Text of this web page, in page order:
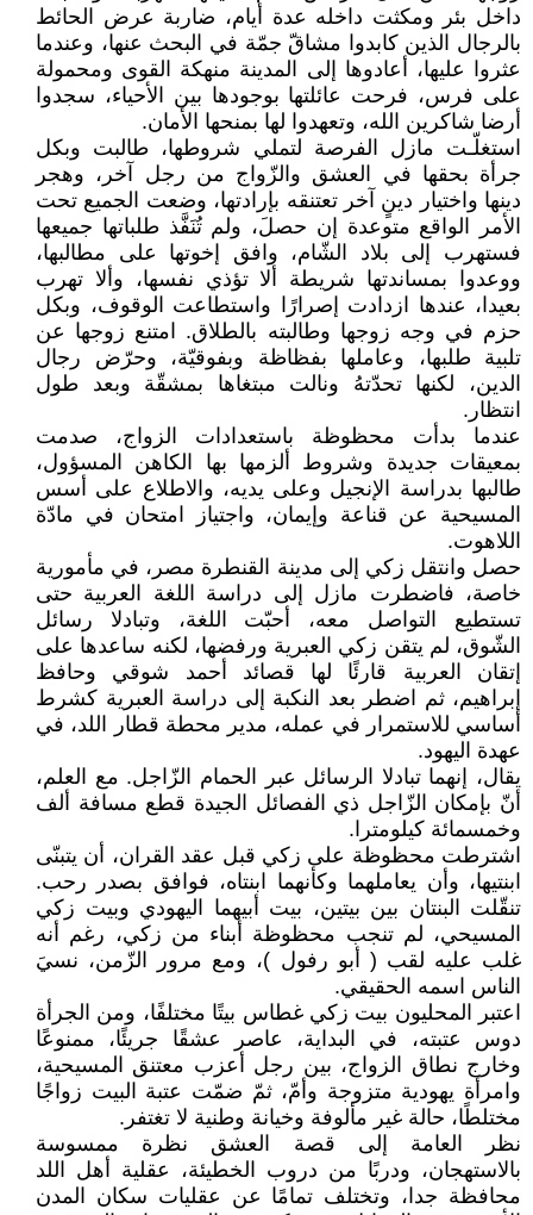
داخل بئر ومكثت داخله عدة أيام، ضاربة عرض الحائط
بالرجال الذين كابدوا مشاقّ جمّة في البحث عنها، وعندما
عثروا عليها، أعادوها إلى المدينة منهكة القوى ومحمولة
على فرس، فرحت عائلتها بوجودها بين الأحياء، سجدوا
أرضا شاكرين الله، وتعهدوا لها بمنحها الأمان.
استغلّـت مازل الفرصة لتملي شروطها، طالبت وبكل
جرأة بحقها في العشق والزّواج من رجل آخر، وهجر
دينها واختيار دينٍ آخر تعتنقه بإرادتها، وضعت الجميع تحت
الأمر الواقع متوعدة إن حصلَ، ولم تُنَفَّذ طلباتها جميعها
فستهرب إلى بلاد الشّام، وافق إخوتها على مطالبها،
ووعدوا بمساندتها شريطة ألا تؤذي نفسها، وألا تهرب
بعيدا، عندها ازدادت إصرارًا واستطاعت الوقوف، وبكل
حزم في وجه زوجها وطالبته بالطلاق. امتنع زوجها عن
تلبية طلبها، وعاملها بفظاظة وبفوقيّة، وحرّض رجال
الدين، لكنها تحدّتهُ ونالت مبتغاها بمشقّة وبعد طول
انتظار.
عندما بدأت محظوظة باستعدادات الزواج، صدمت
بمعيقات جديدة وشروط ألزمها بها الكاهن المسؤول،
طالبها بدراسة الإنجيل وعلى يديه، والاطلاع على أسس
المسيحية عن قناعة وإيمان، واجتياز امتحان في مادّة
اللاهوت.
حصل وانتقل زكي إلى مدينة القنطرة مصر، في مأمورية
خاصة، فاضطرت مازل إلى دراسة اللغة العربية حتى
تستطيع التواصل معه، أحبّت اللغة، وتبادلا رسائل
الشّوق، لم يتقن زكي العبرية ورفضها، لكنه ساعدها على
إتقان العربية قارئًا لها قصائد أحمد شوقي وحافظ
إبراهيم، ثم اضطر بعد النكبة إلى دراسة العبرية كشرط
أساسي للاستمرار في عمله، مدير محطة قطار اللد، في
عهدة اليهود.
يقال، إنهما تبادلا الرسائل عبر الحمام الزّاجل. مع العلم،
أنّ بإمكان الزّاجل ذي الفصائل الجيدة قطع مسافة ألف
وخمسمائة كيلومترا.
اشترطت محظوظة على زكي قبل عقد القران، أن يتبنّى
ابنتيها، وأن يعاملهما وكأنهما ابنتاه، فوافق بصدر رحب.
تنقّلت البنتان بين بيتين، بيت أبيهما اليهودي وبيت زكي
المسيحي، لم تنجب محظوظة أبناء من زكي، رغم أنه
غلب عليه لقب ( أبو رفول )، ومع مرور الزّمن، نسيَ
الناس اسمه الحقيقي.
اعتبر المحليون بيت زكي غطاس بيتًا مختلفًا، ومن الجرأة
دوس عتبته، في البداية، عاصر عشقًا جريئًا، ممنوعًا
وخارج نطاق الزواج، بين رجل أعزب معتنق المسيحية،
وامرأة يهودية متزوجة وأمّ، ثمّ ضمّت عتبة البيت زواجًا
مختلطًا، حالة غير مألوفة وخيانة وطنية لا تغتفر.
نظر العامة إلى قصة العشق نظرة ممسوسة
بالاستهجان، ودربًا من دروب الخطيئة، عقلية أهل اللد
محافظة جدا، وتختلف تمامًا عن عقليات سكان المدن